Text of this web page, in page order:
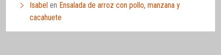
Isabel en Ensalada de arroz con pollo, manzana y
cacahuete